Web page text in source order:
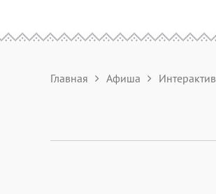
Главная Афиша Интерактив